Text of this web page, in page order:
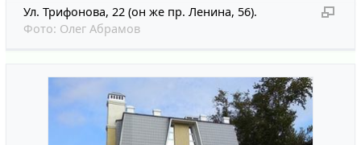
Ул. Трифонова, 22 (он же пр. Ленина, 56).
Фото: Олег Абрамов